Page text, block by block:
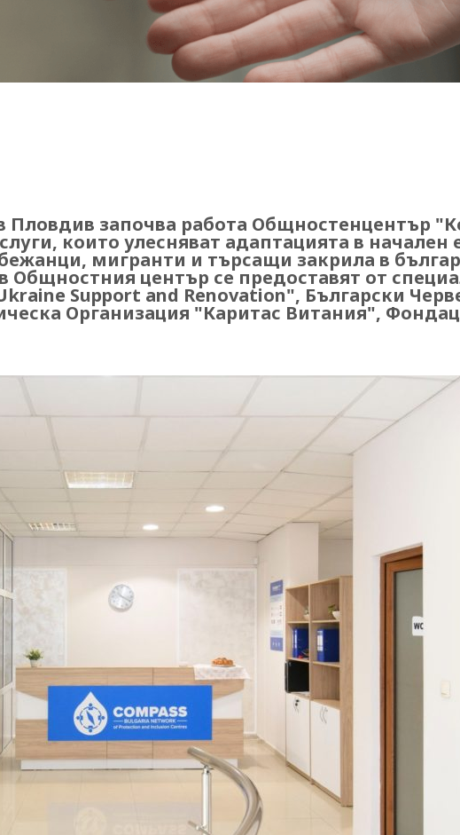
Пловдив започва работа Общностенцентър
които улесняват адаптацията в начален
мигранти и търсащи закрила в
Общностния център се предоставят от
Support and Renovation", Български
Организация "Каритас Витания",